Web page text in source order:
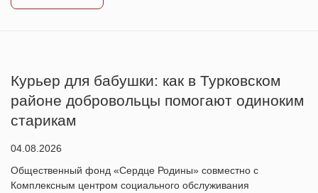
Курьер для бабушки: как в Турковском
районе добровольцы помогают одиноким
старикам
04.08.2026
Общественный фонд «Сердце Родины» совместно с
Комплексным центром социального обслуживания